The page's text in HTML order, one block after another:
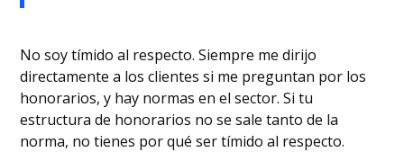
No soy tímido al respecto. Siempre me dirijo
directamente a los clientes si me preguntan por los
honorarios, y hay normas en el sector. Si tu
estructura de honorarios no se sale tanto de la
norma, no tienes por qué ser tímido al respecto.